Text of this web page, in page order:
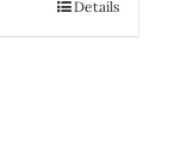
Details